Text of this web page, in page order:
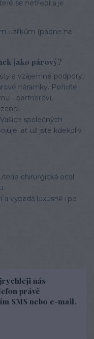
se netřepí a je
uzlíkům (padne na
jako párový?
a vzájemné podpory,
náramky. Pořiďte
- partnerovi,
společných
ať už jste kdekoliv
chirurgická ocel
a vypadá luxusně i po
nás
právě
SMS nebo e-mail.